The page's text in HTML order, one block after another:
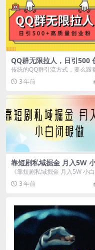
QQ群无限拉人，日引500
业粉，快速引流建立私域群
传统的QQ群引流方式，要么跟
建立良好关系、要么经常在群
享干货、要么经常在...
3 年前
靠短剧私域掘金 月入5W
闭眼做（教程 2T资料）
《靠短剧私域掘金 月入5W 小
眼做（教程 2T资料）》 项目的
跟短剧推广...
3 年前